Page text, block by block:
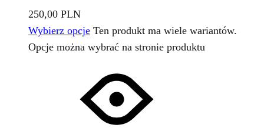
250,00 PLN
Wybierz opcje Ten produkt ma wiele wariantów.
Opcje można wybrać na stronie produktu